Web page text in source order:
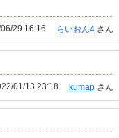
らいおん4 さん
29 16:16
kumap さん
01/13 23:18